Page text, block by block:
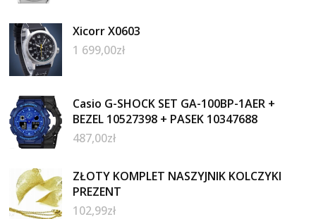
Xicorr X0603
1 699,00zł
Casio G-SHOCK SET GA-100BP-1AER +
BEZEL 10527398 + PASEK 10347688
487,00zł
ZŁOTY KOMPLET NASZYJNIK KOLCZYKI
PREZENT
102,99zł